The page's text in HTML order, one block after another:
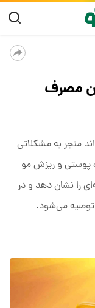
مصرف
منجر به مشکلاتی
پوستی و ریزش مو
را نشان دهد و در
توصیه می‌شود.